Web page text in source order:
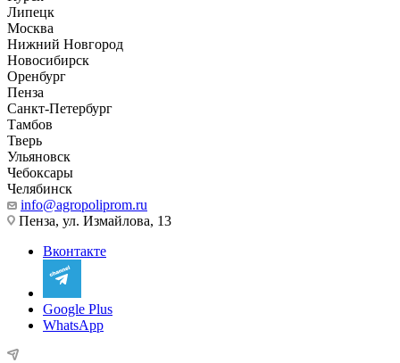
Липецк
Москва
Нижний Новгород
Новосибирск
Оренбург
Пенза
Санкт-Петербург
Тамбов
Тверь
Ульяновск
Чебоксары
Челябинск
info@agropoliprom.ru
Пенза, ул. Измайлова, 13
Вконтакте
Google Plus
WhatsApp